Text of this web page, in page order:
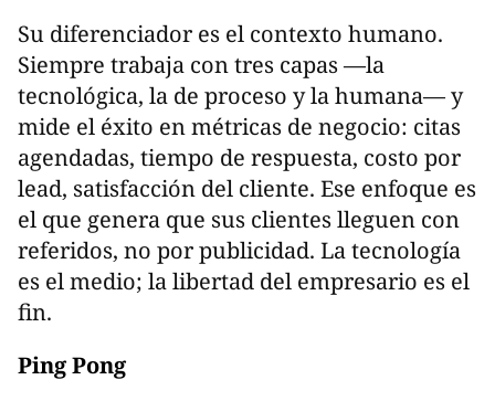
Su diferenciador es el contexto humano.
Siempre trabaja con tres capas —la
tecnológica, la de proceso y la humana— y
mide el éxito en métricas de negocio: citas
agendadas, tiempo de respuesta, costo por
lead, satisfacción del cliente. Ese enfoque es
el que genera que sus clientes lleguen con
referidos, no por publicidad. La tecnología
es el medio; la libertad del empresario es el
fin.
Ping Pong